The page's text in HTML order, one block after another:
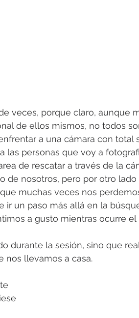
veces, porque claro, aunque
de ellos mismos, no todos
a una cámara con total
las personas que voy a
de rescatar a través de la
de nosotros, pero por otro lado
muchas veces nos
ir un paso más allá en la
a gusto mientras ocurre el
durante la sesión, sino que
nos llevamos a casa.